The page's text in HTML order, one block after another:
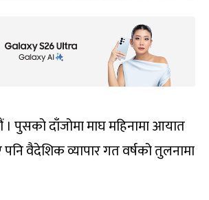
। पुसको दाँजोमा माघ महिनामा आयात
वैदेशिक व्यापार गत वर्षको तुलनामा